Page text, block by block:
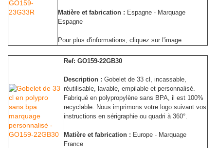
Matière et fabrication : Espagne - Marquage
Espagne
Pour plus d'informations, cliquez sur l'image.
Ref: GO159-22GB30
Description : Gobelet de 33 cl, incassable,
réutilisable, lavable, empilable et personnalisé.
Fabriqué en polypropylène sans BPA, il est 100%
recyclable. Nous imprimons votre logo suivant vos
instructions en sérigraphie ou quadri à 360°.
Matière et fabrication : Europe - Marquage
France